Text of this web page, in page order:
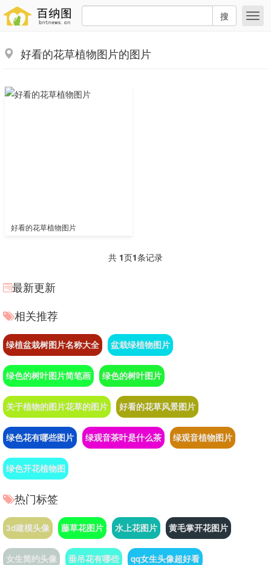
搜
好看的花草植物图片的图片
好看的花草植物图片
共 1页1条记录
最新更新
相关推荐
绿植盆栽树图片名称大全 盆栽绿植物图片
绿色的树叶图片简笔画 绿色的树叶图片
关于植物的图片花草的图片 好看的花草风景图片
绿色花有哪些图片 绿观音茶叶是什么茶 绿观音植物图片
绿色开花植物图
热门标签
3d建模头像 藤草花图片 水上花图片 黄毛掌开花图片
女生简约头像 垂吊花有哪些 qq女生头像超好看